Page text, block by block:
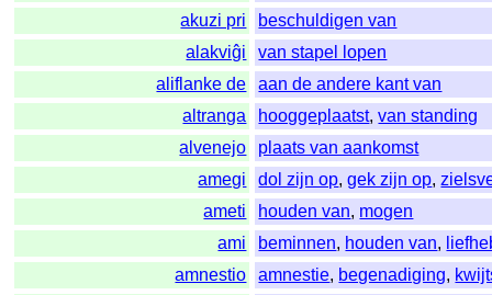
akuzi pri
beschuldigen van
alakviĝi
van stapel lopen
aliflanke de
aan de andere kant van
altranga
hooggeplaatst,van standing
alvenejo
plaats van aankomst
amegi
dol zijn op,gek zijn op,
ameti
houden van, mogen
ami
beminnen, houden van,
amnestio
amnestie, begenadiging,